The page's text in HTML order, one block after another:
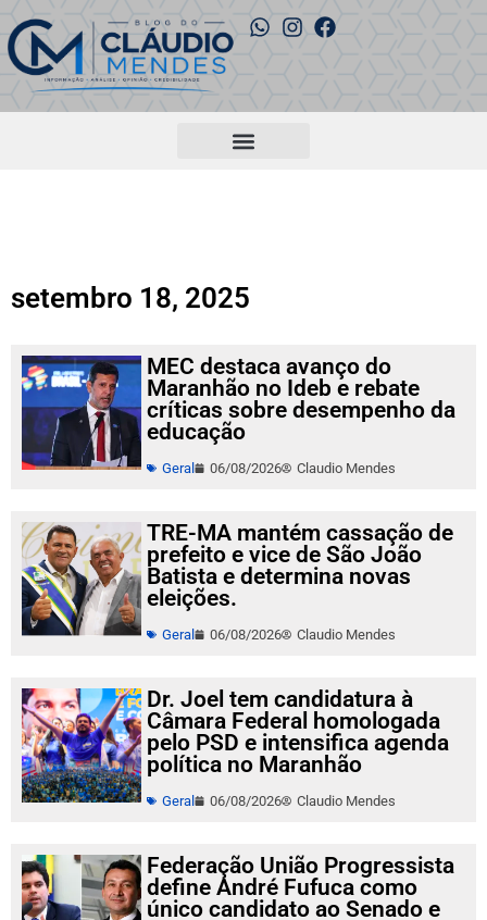
setembro 18, 2025
MEC destaca avanço do
Maranhão no Ideb e rebate
críticas sobre desempenho da
educação
Geral 06/08/2026 Claudio Mendes
TRE-MA mantém cassação de
prefeito e vice de São João
Batista e determina novas
eleições.
Geral 06/08/2026 Claudio Mendes
Dr. Joel tem candidatura à
Câmara Federal homologada
pelo PSD e intensifica agenda
política no Maranhão
Geral 06/08/2026 Claudio Mendes
Federação União Progressista
define André Fufuca como
único candidato ao Senado e